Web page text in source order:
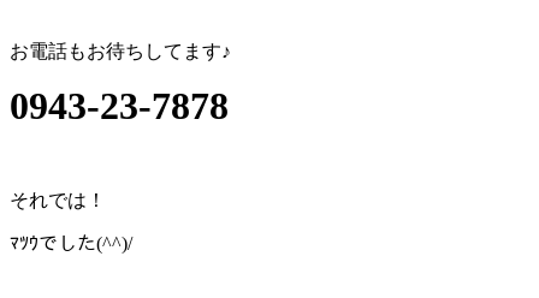
お電話もお待ちしてます♪
0943-23-7878
それでは！
ﾏﾂｳでした(^^)/